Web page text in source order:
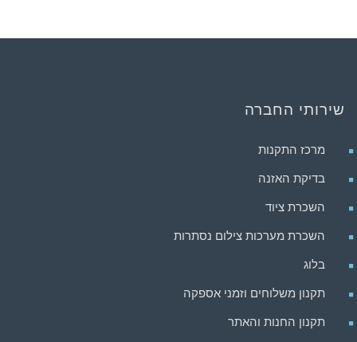
שירותי החברה
מרכז התקנות
בדיקת האזנה
השכרת ציוד
השכרת מערכות צילום נסתרות
בלוג
תקנון משלוחים וזמני אספקה
תקנון החנות והאתר